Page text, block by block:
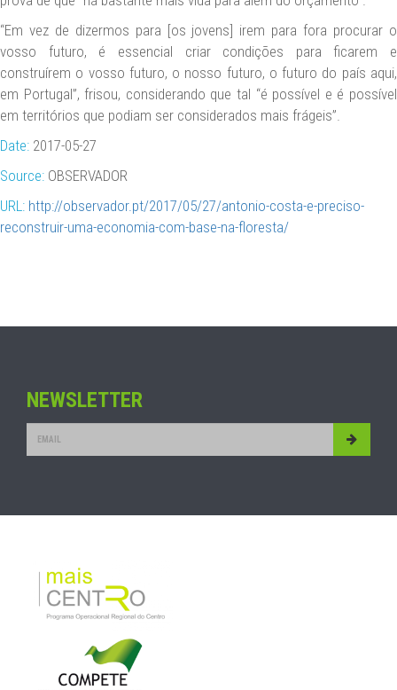
“Em vez de dizermos para [os jovens] irem para fora procurar o
vosso futuro, é essencial criar condições para ficarem e
construírem o vosso futuro, o nosso futuro, o futuro do país aqui,
em Portugal”, frisou, considerando que tal “é possível e é possível
em territórios que podiam ser considerados mais frágeis”.
Date: 2017-05-27
Source: OBSERVADOR
URL: http://observador.pt/2017/05/27/antonio-costa-e-preciso-
reconstruir-uma-economia-com-base-na-floresta/
NEWSLETTER
Submit